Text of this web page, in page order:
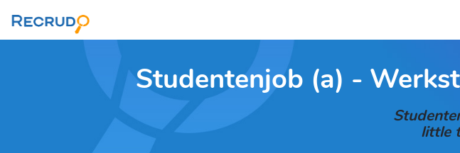
Studentenjob (a) -
little